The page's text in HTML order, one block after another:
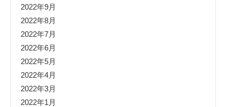
2022年9月
2022年8月
2022年7月
2022年6月
2022年5月
2022年4月
2022年3月
2022年1月